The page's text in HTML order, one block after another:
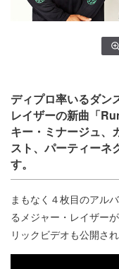
ディプロ率いるダン
レイザーの新曲「
キー・ミナージュ、
スト、パーティーネ
す。
まもなく４枚目のアル
るメジャー・レイザー
リックビデオも公開され